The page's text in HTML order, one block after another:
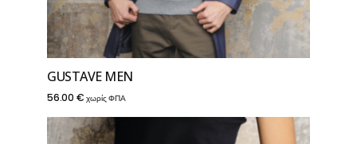
GUSTAVE MEN
56.00 € χωρίς ΦΠΑ